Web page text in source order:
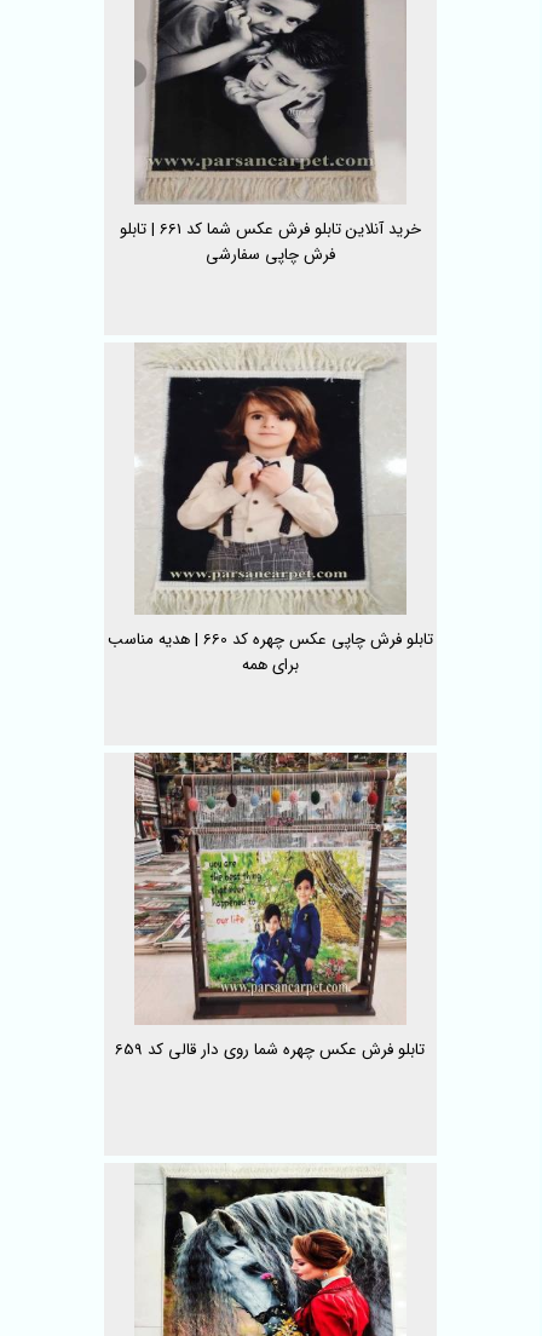
خرید آنلاین تابلو فرش عکس شما کد 661 | تابلو
فرش چاپی سفارشی
تابلو فرش چاپی عکس چهره کد 660 | هدیه مناسب
برای همه
تابلو فرش عکس چهره شما روی دار قالی کد 659